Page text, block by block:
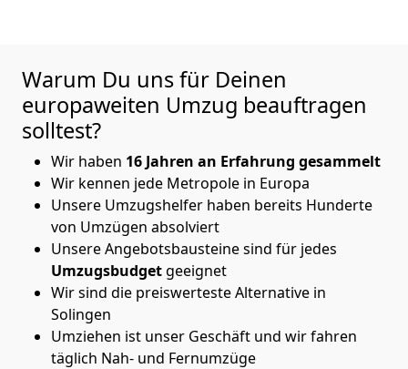
Warum Du uns für Deinen
europaweiten Umzug beauftragen
solltest?
Wir haben 16 Jahren an Erfahrung gesammelt
Wir kennen jede Metropole in Europa
Unsere Umzugshelfer haben bereits Hunderte
von Umzügen absolviert
Unsere Angebotsbausteine sind für jedes
Umzugsbudgetgeeignet
Wir sind die preiswerteste Alternative in
Solingen
Umziehen ist unser Geschäft und wir fahren
täglich Nah- und Fernumzüge